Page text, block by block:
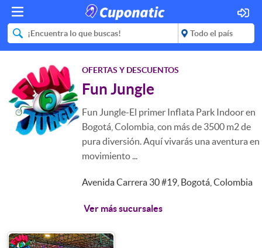
OFERTAS Y DESCUENTOS
Fun Jungle
Fun Jungle-El primer Inflata Park Indoor en
Bogotá, Colombia, con más de 3500 m2 de
pura diversión. Aquí vivarás una aventura en
movimiento ...
Avenida Carrera 30 #19, Bogotá, Colombia
Ver más sucursales